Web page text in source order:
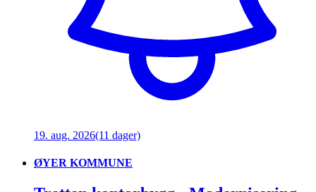
19. aug. 2026(11 dager)
ØYER KOMMUNE